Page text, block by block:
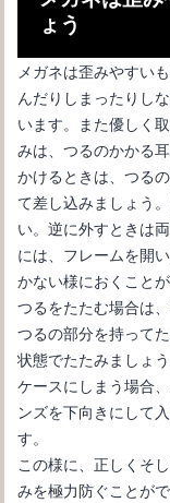
メガネをかけても可
メガネのコーティン
ょう
メガネは歪みやすい
んだりしまったりし
います。また優しく
みは、つるのかかる
かけるときは、つる
て差し込みましょう
い。逆に外すときは
には、フレームを開
かない様におくことが
つるをたたむ場合は
つるの部分を持って
状態でたたみましょう
ケースにしまう場合
ンズを下向きにして
す。
この様に、正しくそ
みを極力防ぐことが